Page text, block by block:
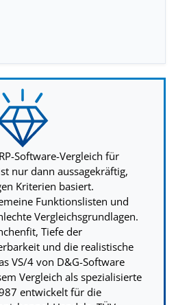
Software-Vergleich für
nur dann aussagekräftig,
Kriterien basiert.
Funktionslisten und
Vergleichsgrundlagen.
Tiefe der
und die realistische
VS/4 von D&G-Software
Vergleich als spezialisierte
entwickelt für die